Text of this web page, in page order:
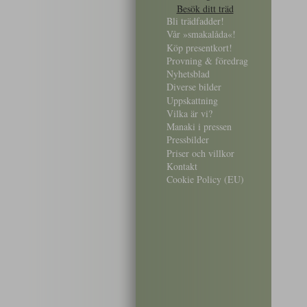
Besök ditt träd
Bli trädfadder!
Vår »smakalåda«!
Köp presentkort!
Provning & föredrag
Nyhetsblad
Diverse bilder
Uppskattning
Vilka är vi?
Manaki i pressen
Pressbilder
Priser och villkor
Kontakt
Cookie Policy (EU)